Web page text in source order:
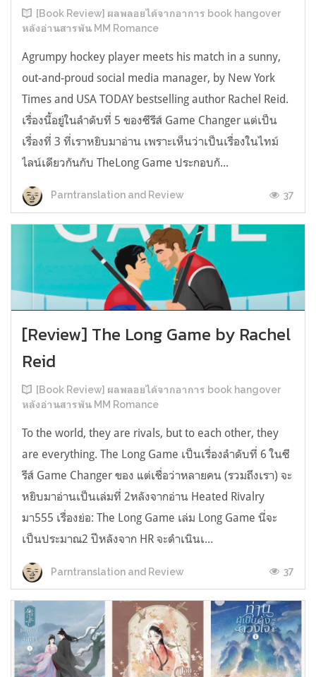
[Book Review] ผลพลอยได้จากอาการ book hangover
หลังอ่านสารพัน MM Romance
Agrumpy hockey player meets his match in a sunny,
out-and-proud social media manager, by New York
Times and USA TODAY bestselling author Rachel Reid.
เรื่องนี้อยู่ในลำดับที่ 5 ของซีรีส์ Game Changer แต่เป็น
เรื่องที่ 3 ที่เราหยิบมาอ่าน เพราะเห็นว่าเป็นเรื่องในไทม์
ไลน์เดียวกันกับ TheLong Game ประกอบกั...
Parntranslation and Review 37
[Review] The Long Game by Rachel
Reid
[Book Review] ผลพลอยได้จากอาการ book hangover
หลังอ่านสารพัน MM Romance
To the world, they are rivals, but to each other, they
are everything. The Long Game เป็นเรื่องลำดับที่ 6 ในซี
รีส์ Game Changer ของ แต่เชื่อว่าหลายคน (รวมถึงเรา) จะ
หยิบมาอ่านเป็นเล่มที่ 2หลังจากอ่าน Heated Rivalry
มา555 เรื่องย่อ: The Long Game เล่ม Long Game นี่จะ
เป็นประมาณ2 ปีหลังจาก HR จะดำเนินเ...
Parntranslation and Review 37